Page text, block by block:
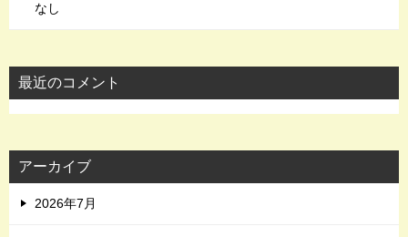
なし
最近のコメント
アーカイブ
2026年7月